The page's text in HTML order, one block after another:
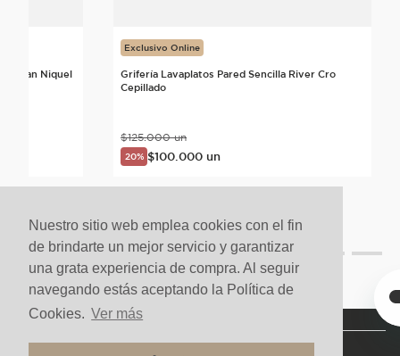
Nuestro sitio web emplea cookies con el fin
de brindarte un mejor servicio y garantizar
una grata experiencia de compra. Al seguir
navegando estás aceptando la Política de
Cookies. Ver más
Urban Niquel
Exclusivo Online
Grifería Lavaplatos Pared Sencilla River Cro
Cepillado
$125.000 un
20% $100 000 un